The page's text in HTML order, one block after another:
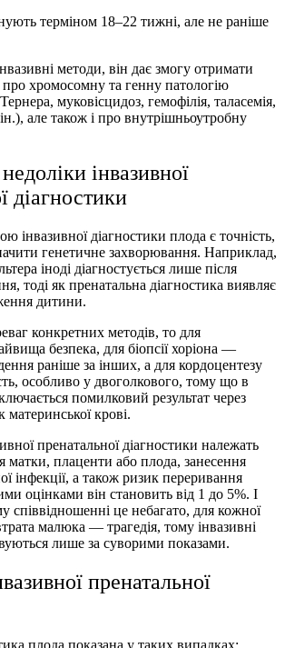
терміном 18–22 тижні, але не раніше
методи, він дає змогу отримати
хромосомну та генну патологію
муковісцидоз, гемофілія, таласемія,
але також і про внутрішньоутробну
інвазивної
діагностики
інвазивної діагностики плода є точність,
генетичне захворювання. Наприклад,
іноді діагностується лише після
тоді як пренатальна діагностика виявляє
дитини.
конкретних методів, то для
безпека, для біопсії хоріона —
раніше за інших, а для кордоцентезу
особливо у двоголкового, тому що в
помилковий результат через
материнської крові.
пренатальної діагностики належать
матки, плаценти або плода, занесення
інфекції, а також ризик переривання
оцінками він становить від 1 до 5%. І
співвідношенні це небагато, для кожної
малюка — трагедія, тому інвазивні
лише за суворими показами.
пренатальної
плода показана у таких випадках: